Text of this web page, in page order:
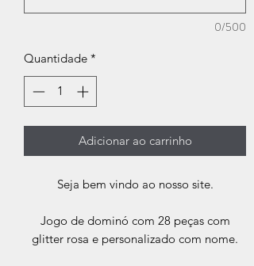
0/500
Quantidade *
Adicionar ao carrinho
Seja bem vindo ao nosso site.
Jogo de dominó com 28 peças com
glitter rosa e personalizado com nome.